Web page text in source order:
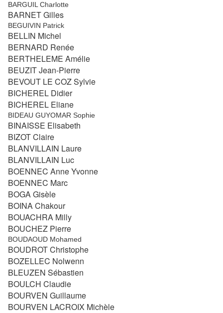
BARGUIL Charlotte
BARNET Gilles
BEGUIVIN Patrick
BELLIN Michel
BERNARD Renée
BERTHELEME Amélie
BEUZIT Jean-Pierre
BEVOUT LE COZ Sylvie
BICHEREL Didier
BICHEREL Eliane
BIDEAU GUYOMAR Sophie
BINAISSE Elisabeth
BIZOT Claire
BLANVILLAIN Laure
BLANVILLAIN Luc
BOENNEC Anne Yvonne
BOENNEC Marc
BOGA Gisèle
BOINA Chakour
BOUACHRA Milly
BOUCHEZ Pierre
BOUDAOUD Mohamed
BOUDROT Christophe
BOZELLEC Nolwenn
BLEUZEN Sébastien
BOULCH Claudie
BOURVEN Guillaume
BOURVEN LACROIX Michèle